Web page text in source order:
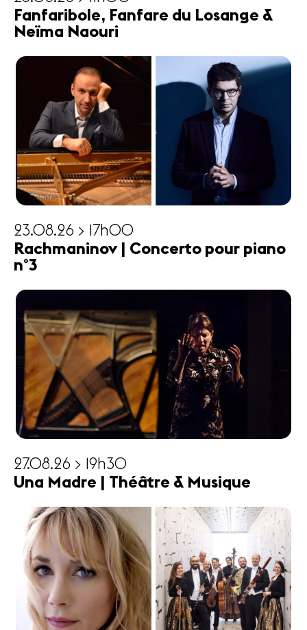
Fanfaribole, Fanfare du Losange &
Neïma Naouri
23.08.26 > 17h00
Rachmaninov | Concerto pour piano
n°3
27.08.26 > 19h30
Una Madre | Théâtre & Musique